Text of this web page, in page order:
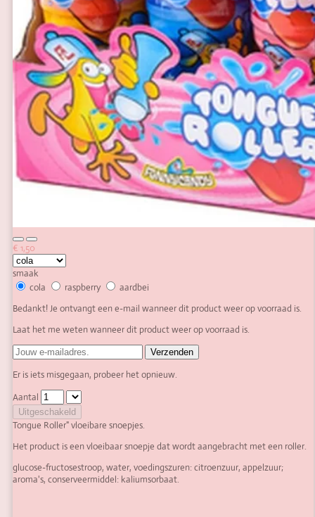
€ 1,50
smaak
cola
raspberry
aardbei
Bedankt! Je ontvangt een e-mail wanneer dit product weer op voorraad is.
Laat het me weten wanneer dit product weer op voorraad is.
Verzenden
Er is iets misgegaan, probeer het opnieuw.
Aantal
Uitgeschakeld
Tongue Roller" vloeibare snoepjes.
Het product is een vloeibaar snoepje dat wordt aangebracht met een roller.
glucose-fructosestroop, water, voedingszuren: citroenzuur, appelzuur;
aroma's, conserveermiddel: kaliumsorbaat.